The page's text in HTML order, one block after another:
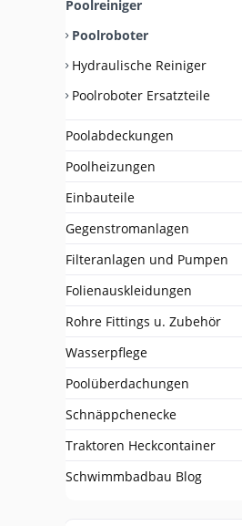
Poolreiniger
Poolroboter
Hydraulische Reiniger
Poolroboter Ersatzteile
Poolabdeckungen
Poolheizungen
Einbauteile
Gegenstromanlagen
Filteranlagen und Pumpen
Folienauskleidungen
Rohre Fittings u. Zubehör
Wasserpflege
Poolüberdachungen
Schnäppchenecke
Traktoren Heckcontainer
Schwimmbadbau Blog